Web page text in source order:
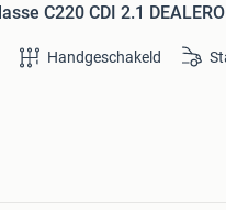
C220 CDI 2.1
Handgeschakeld